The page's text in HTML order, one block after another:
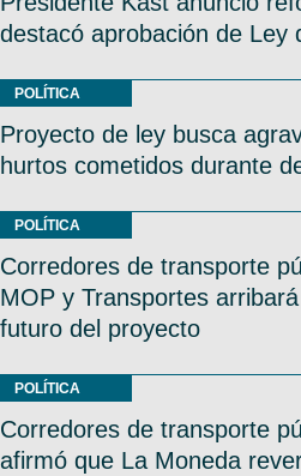
destacó aprobación de Ley
POLÍTICA
Proyecto de ley busca
hurtos cometidos durante
POLÍTICA
Corredores de transporte
MOP y Transportes
futuro del proyecto
POLÍTICA
Corredores de transporte
afirmó que La Moneda